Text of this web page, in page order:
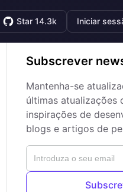
Star 14.3k Iniciar
Subscrever
Mantenha-se
últimas atualizações
inspirações de
blogs e artigos de